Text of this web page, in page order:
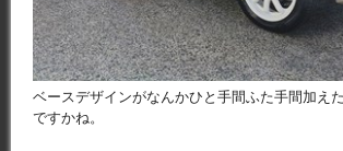
ベースデザインがなんかひと手間ふた手間加え
ですかね。